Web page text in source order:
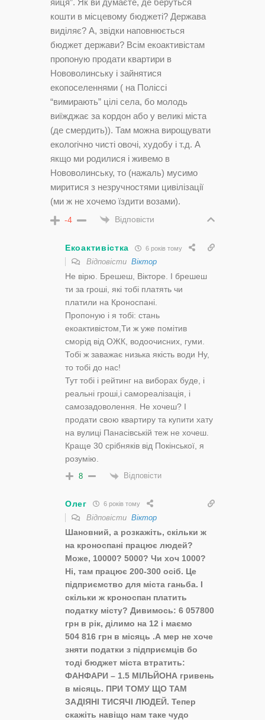
яйця”. Як ви думаєте, де беруться
кошти в місцевому бюджеті? Держава
виділяє? А, звідки наповнюється
бюджет держави? Всім екоактивістам
пропоную продати квартири в
Нововолинську і зайнятися
екопоселеннями ( на Поліссі
“вимирають” цілі села, бо молодь
виїжджає за кордон або у великі міста
(де смердить)). Там можна вирощувати
екологічно чисті овочі, худобу і т.д. А
якщо ми родилися і живемо в
Нововолинську, то (нажаль) мусимо
миритися з незручностями цивілізації
(ми ж не хочемо їздити возами).
-4 Відповісти
Екоактивістка 6 років тому
Відповісти Віктор
Не вірю. Брешеш, Вікторе. І брешеш
ти за гроші, які тобі платять чи
платили на Кроноспані.
Пропоную і я тобі: стань
екоактивістом,Ти ж уже помітив
сморід від ОЖК, водоочисних, гуми.
Тобі ж заважає низька якість води Ну,
то тобі до нас!
Тут тобі і рейтинг на виборах буде, і
реальні гроші,і самореалізація, і
самозадоволення. Не хочеш? І
продати свою квартиру та купити хату
на вулиці Панасівській теж не хочеш.
Краще 30 срібняків від Покінської, я
розумію.
8 Відповісти
Олег 6 років тому
Відповісти Віктор
Шановний, а розкажіть, скільки ж
на кроноспані працює людей?
Може, 10000? 5000? Чи хоч 1000?
Ні, там працює 200-300 осіб. Це
підприємство для міста ганьба. І
скільки ж кроноспан платить
податку місту? Дивимось: 6 057800
грн в рік, ділимо на 12 і маємо
504 816 грн в місяць .А мер не хоче
зняти податки з підприємців бо
тоді бюджет міста втратить:
ФАНФАРИ – 1.5 МІЛЬЙОНА гривень
в місяць. ПРИ ТОМУ ЩО ТАМ
ЗАДІЯНІ ТИСЯЧІ ЛЮДЕЙ. Тепер
скажіть навіщо нам таке чудо